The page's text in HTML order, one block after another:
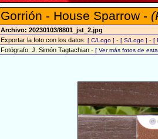
Gorrión - House Sparrow -
Archivo: 20230103/8801_jst_2.jpg
Exportar la foto con los datos: [ C/Logo ] - [ S/Logo ] - [
Fotógrafo: J. Simón Tagtachian - [ Ver más fotos de